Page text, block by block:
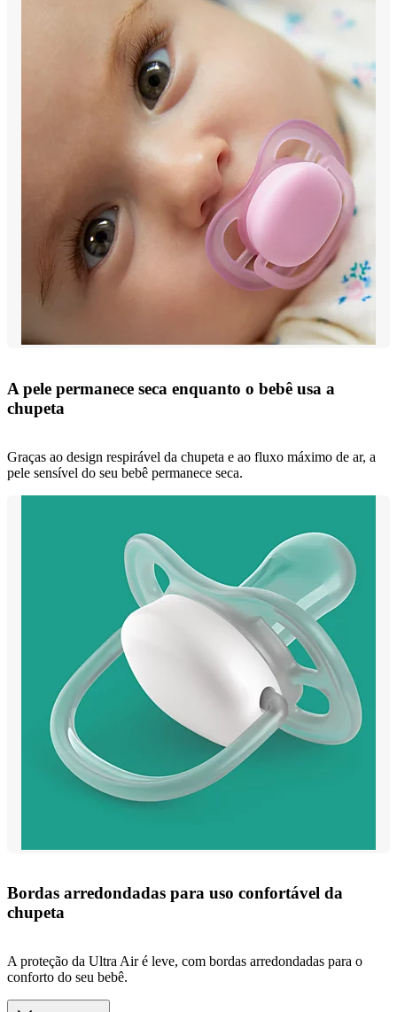
A pele permanece seca enquanto o bebê usa a
chupeta
Graças ao design respirável da chupeta e ao fluxo máximo de ar, a
pele sensível do seu bebê permanece seca.
Bordas arredondadas para uso confortável da
chupeta
A proteção da Ultra Air é leve, com bordas arredondadas para o
conforto do seu bebê.